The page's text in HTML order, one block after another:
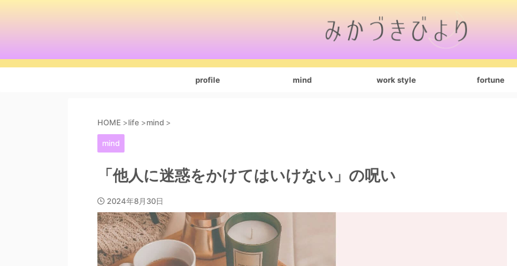
profile mind work style fortune
HOME >life >mind >
mind
「他人に迷惑をかけてはいけない」の呪い
2024年8月30日